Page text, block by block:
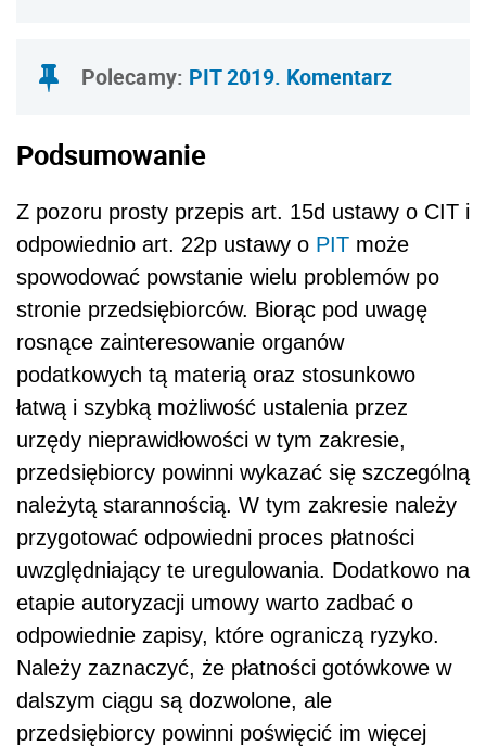
Polecamy: PIT 2019. Komentarz
Podsumowanie
Z pozoru prosty przepis art. 15d ustawy o CIT i
odpowiednio art. 22p ustawy o PIT może
spowodować powstanie wielu problemów po
stronie przedsiębiorców. Biorąc pod uwagę
rosnące zainteresowanie organów
podatkowych tą materią oraz stosunkowo
łatwą i szybką możliwość ustalenia przez
urzędy nieprawidłowości w tym zakresie,
przedsiębiorcy powinni wykazać się szczególną
należytą starannością. W tym zakresie należy
przygotować odpowiedni proces płatności
uwzględniający te uregulowania. Dodatkowo na
etapie autoryzacji umowy warto zadbać o
odpowiednie zapisy, które ograniczą ryzyko.
Należy zaznaczyć, że płatności gotówkowe w
dalszym ciągu są dozwolone, ale
przedsiębiorcy powinni poświęcić im więcej